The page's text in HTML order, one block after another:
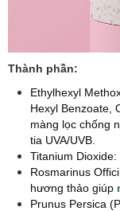
Thành phần:
Ethylhexyl
Hexyl Benzoate,
màng lọc chống
tia UVA/UVB.
Titanium
Rosmarinus
hương thảo giúp
Prunus Persica